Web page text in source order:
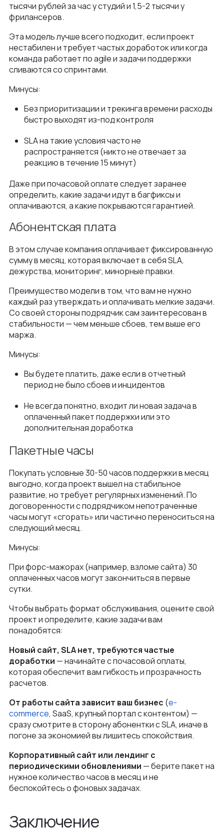
тысячи рублей за час у студий и 1,5-2 тысячи у
фрилансеров.
Эта модель лучше всего подходит, если проект
нестабилен и требует частых доработок или когда
команда работает по agile и задачи поддержки
сливаются со спринтами.
Минусы:
Без приоритизации и трекинга времени расходы
быстро выходят из-под контроля
SLA на такие условия часто не
распространяется (никто не отвечает за
реакцию в течение 15 минут)
Даже при почасовой оплате следует заранее
определить, какие задачи идут в багфиксы и
оплачиваются, а какие покрываются гарантией.
Абонентская плата
В этом случае компания оплачивает фиксированную
сумму в месяц, которая включает в себя SLA,
дежурства, мониторинг, минорные правки.
Преимущество модели в том, что вам не нужно
каждый раз утверждать и оплачивать мелкие задачи.
Со своей стороны подрядчик сам заинтересован в
стабильности — чем меньше сбоев, тем выше его
маржа.
Минусы:
Вы будете платить, даже если в отчетный
период не было сбоев и инцидентов
Не всегда понятно, входит ли новая задача в
оплаченный пакет поддержки или это
дополнительная доработка
Пакетные часы
Покупать условные 30-50 часов поддержки в месяц
выгодно, когда проект вышел на стабильное
развитие, но требует регулярных изменений. По
договоренности с подрядчиком непотраченные
часы могут «сгорать» или частично переноситься на
следующий месяц.
Минусы:
При форс-мажорах (например, взломе сайта) 30
оплаченных часов могут закончиться в первые
сутки.
Чтобы выбрать формат обслуживания, оцените свой
проект и определите, какие задачи вам
понадобятся:
Новый сайт, SLA нет, требуются частые
доработки — начинайте с почасовой оплаты,
которая обеспечит вам гибкость и прозрачность
расчетов.
От работы сайта зависит ваш бизнес (e-
commerce, SaaS, крупный портал с контентом) —
сразу смотрите в сторону абонентки с SLA, иначе в
погоне за экономией вы лишитесь спокойствия.
Корпоративный сайт или лендинг с
периодическими обновлениями — берите пакет на
нужное количество часов в месяц и не
беспокойтесь о фоновых задачах.
Заключение